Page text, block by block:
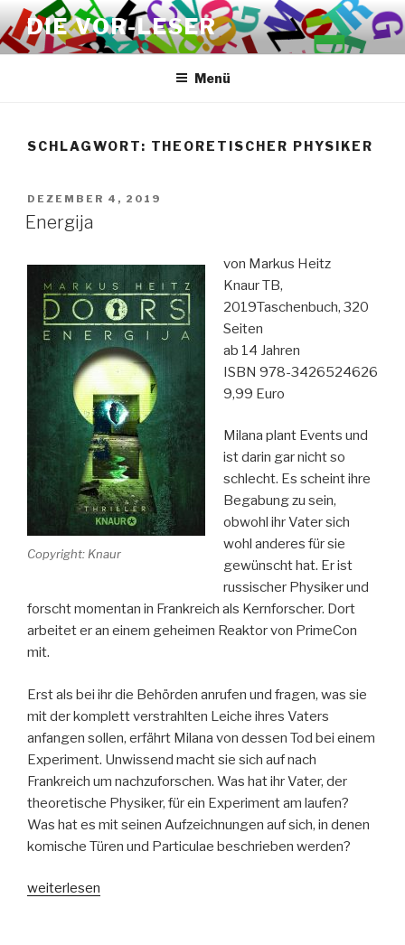
Zum
Inhalt
springen
DIE VOR-LESER
Menü
SCHLAGWORT: THEORETISCHER PHYSIKER
VERÖFFENTLICHT
AM
DEZEMBER 4, 2019
Energija
Copyright: Knaur
von Markus Heitz
Knaur TB,
2019Taschenbuch, 320
Seiten
ab 14 Jahren
ISBN 978-3426524626
9,99 Euro
Milana plant Events und
ist darin gar nicht so
schlecht. Es scheint ihre
Begabung zu sein,
obwohl ihr Vater sich
wohl anderes für sie
gewünscht hat. Er ist
russischer Physiker und
forscht momentan in Frankreich als Kernforscher. Dort
arbeitet er an einem geheimen Reaktor von PrimeCon
mit.
Erst als bei ihr die Behörden anrufen und fragen, was sie
mit der komplett verstrahlten Leiche ihres Vaters
anfangen sollen, erfährt Milana von dessen Tod bei einem
Experiment. Unwissend macht sie sich auf nach
Frankreich um nachzuforschen. Was hat ihr Vater, der
theoretische Physiker, für ein Experiment am laufen?
Was hat es mit seinen Aufzeichnungen auf sich, in denen
komische Türen und Particulae beschrieben werden?
„Energija“
weiterlesen